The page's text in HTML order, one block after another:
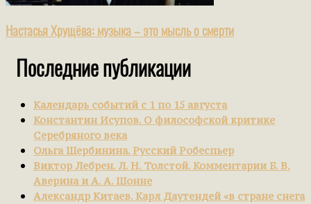
Настасья Хрущёва: музыка – это мысль о смерти
Последние публикации
Календарь событий с 1 по 15 августа
Константин Исупов. О философской критике
Серебряного века
Ольга Щербинина. Русский Робеспьер
Виктор Лебрен. Л. Н. Толстой. Комментарии Б. В.
Аверина и А. А. Шонне
Александр Китаев. Карл Даутендей «в стране снега